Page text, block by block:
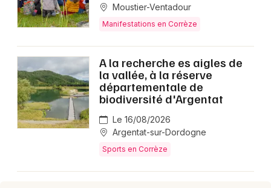
Moustier-Ventadour
Manifestations en Corrèze
A la recherche es aigles de
la vallée, à la réserve
départementale de
biodiversité d'Argentat
Le 16/08/2026
Argentat-sur-Dordogne
Sports en Corrèze